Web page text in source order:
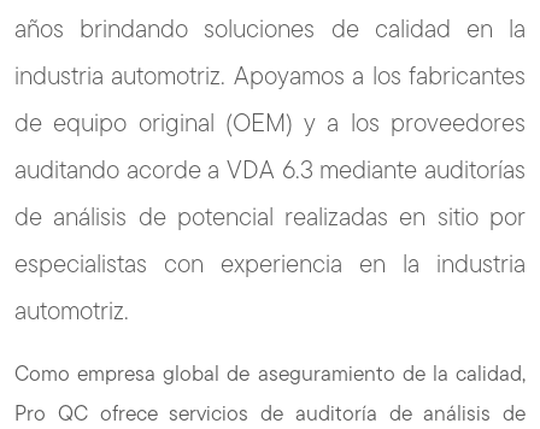
años brindando soluciones de calidad en la
industria automotriz. Apoyamos a los fabricantes
de equipo original (OEM) y a los proveedores
auditando acorde a VDA 6.3 mediante auditorías
de análisis de potencial realizadas en sitio por
especialistas con experiencia en la industria
automotriz.
Como empresa global de aseguramiento de la calidad,
Pro QC ofrece servicios de auditoría de análisis de